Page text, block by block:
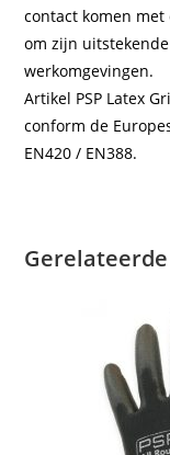
contact komen
om zijn
werkomgevingen.
Artikel PSP Latex
conform de
EN420 / EN388.